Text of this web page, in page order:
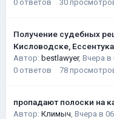
0 ответов 30
Получение судебных
Кисловодске,
Автор: bestlawyer, Вчера в
0 ответов 78
пропадают полоски на
Автор: Климыч, Вчера в